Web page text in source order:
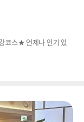
코스★ 언제나 인기 있